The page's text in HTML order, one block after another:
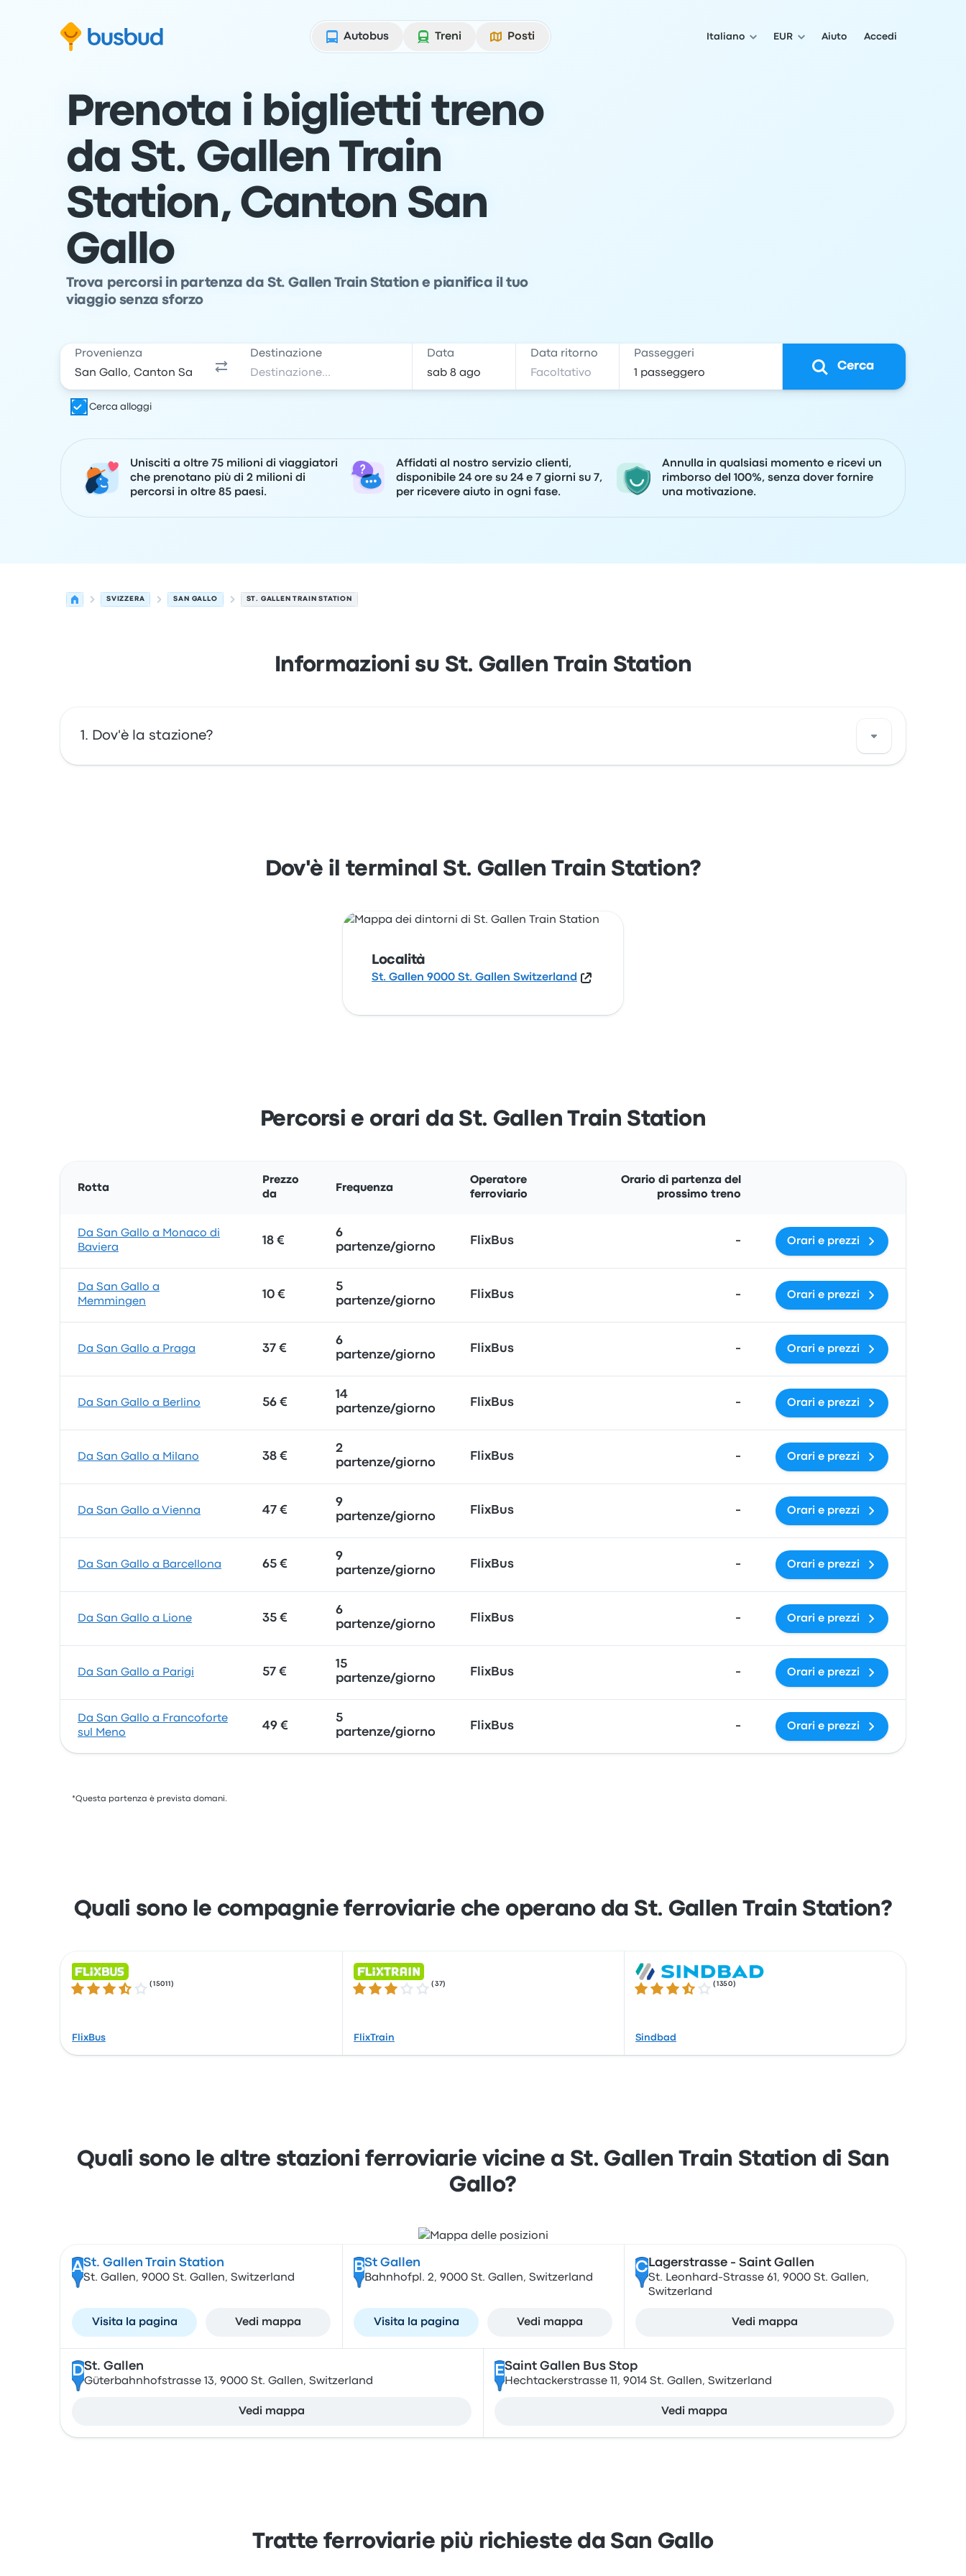
Autobus
Treni Posti Italiano EUR Aiuto Accedi
Prenota i biglietti treno
da St. Gallen Train
Station, Canton San
Gallo
Trova percorsi in partenza da St. Gallen Train Station e pianifica il tuo
viaggio senza sforzo
Provenienza Destinazione Data Data ritorno Passeggeri
Cerca
Cerca alloggi
Unisciti a oltre 75 milioni di viaggiatori
che prenotano più di 2 milioni di
percorsi in oltre 85 paesi.
Affidati al nostro servizio clienti,
disponibile 24 ore su 24 e 7 giorni su 7,
per ricevere aiuto in ogni fase.
Annulla in qualsiasi momento e ricevi un
rimborso del 100%, senza dover fornire
una motivazione.
SVIZZERA SAN GALLO ST. GALLEN TRAIN STATION
Informazioni su St. Gallen Train Station
Dov'è la stazione?
Dov'è il terminal St. Gallen Train Station?
Località
St. Gallen 9000 St. Gallen Switzerland
Percorsi e orari da St. Gallen Train Station
Rotta
Prezzo
da
Frequenza
Operatore
ferroviario
Orario di partenza del
prossimo treno
Da San Gallo a Monaco di
Baviera
18 €
6
partenze/giorno
FlixBus - Orari e prezzi
Da San Gallo a
Memmingen
10 €
5
partenze/giorno
FlixBus - Orari e prezzi
Da San Gallo a Praga 37 €
6
partenze/giorno
FlixBus - Orari e prezzi
Da San Gallo a Berlino 56 €
14
partenze/giorno
FlixBus - Orari e prezzi
Da San Gallo a Milano 38 €
2
partenze/giorno
FlixBus - Orari e prezzi
Da San Gallo a Vienna 47 €
9
partenze/giorno
FlixBus - Orari e prezzi
Da San Gallo a Barcellona 65 €
9
partenze/giorno
FlixBus - Orari e prezzi
Da San Gallo a Lione 35 €
6
partenze/giorno
FlixBus - Orari e prezzi
Da San Gallo a Parigi 57 €
15
partenze/giorno
FlixBus - Orari e prezzi
Da San Gallo a Francoforte
sul Meno
49 €
5
partenze/giorno
FlixBus - Orari e prezzi
*Questa partenza è prevista domani.
Quali sono le compagnie ferroviarie che operano da St. Gallen Train Station?
3.5 su 5 stelle ( 15011 )
FlixBus
3.0 su 5 stelle ( 37)
FlixTrain
3.6 su 5 stelle ( 1350 )
Sindbad
Quali sono le altre stazioni ferroviarie vicine a St. Gallen Train Station di San
Gallo?
ASt. Gallen Train Station
St. Gallen, 9000 St. Gallen, Switzerland
Visita la pagina Vedi mappa
BSt Gallen
Bahnhofpl. 2, 9000 St. Gallen, Switzerland
Visita la pagina Vedi mappa
CLagerstrasse - Saint Gallen
St. Leonhard-Strasse 61, 9000 St. Gallen,
Switzerland
Vedi mappa
DSt. Gallen
Güterbahnhofstrasse 13, 9000 St. Gallen, Switzerland
Vedi mappa
ESaint Gallen Bus Stop
Hechtackerstrasse 11, 9014 St. Gallen, Switzerland
Vedi mappa
Tratte ferroviarie più richieste da San Gallo